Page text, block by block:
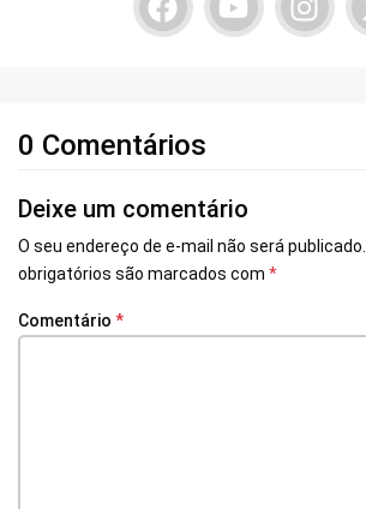
0 Comentários
Deixe um comentário
O seu endereço de e-mail não será publicado.
obrigatórios são marcados com *
Comentário *